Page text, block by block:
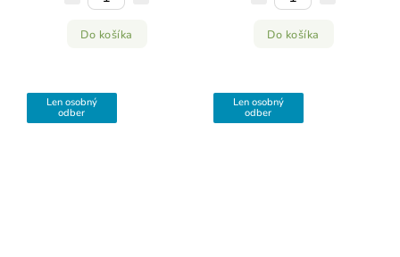
Do košíka Do košíka
Len osobný
odber
Len osobný
odber